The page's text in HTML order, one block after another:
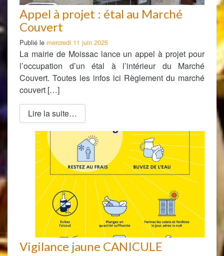
Appel à projet : étal au Marché
Couvert
Publié le mercredi 11 juin 2025
La mairie de Moissac lance un appel à projet pour
l’occupation d’un étal à l’intérieur du Marché
Couvert. Toutes les infos ici Règlement du marché
couvert […]
Lire la suite…
Vigilance jaune CANICULE